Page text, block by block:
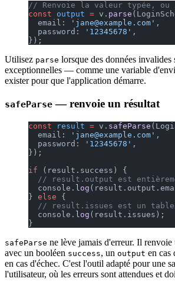
// Renvoie la valeur typée, ou
const output = v. parse
  email:
'jane@example.com' ,
  password:
'12345678' ,
});
Utilisez parse lorsque des données
exceptionnelles — comme une variable
exister pour que l'application démarre.
safeParse — renvoie un résultat
const result = v. safeParse
  email:
'jane@example.com' ,
  password:
'12345678' ,
});
if (result.success) {
// result.output est
  console.
log
} else {
// result.issues est un
  console.
log (result.issues);
}
safeParse ne lève jamais d'erreur. Il
avec un booléen success, un output en cas
en cas d'échec. C'est l'outil adapté pour une
l'utilisateur, où les erreurs sont attendues et